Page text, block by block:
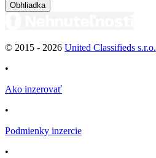
Obhliadka
© 2015 - 2026 United Classifieds s.r.o.
•
Ako inzerovať
•
Podmienky inzercie
•